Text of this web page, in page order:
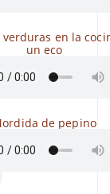
en la
un eco
de pepino